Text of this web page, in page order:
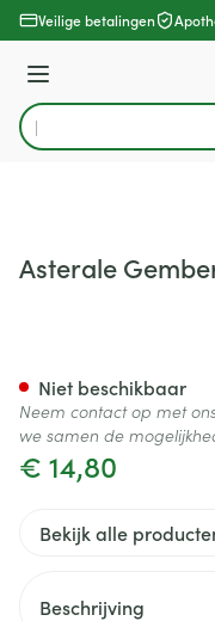
Ga naar de inhoud
Veilige betalingen
Menu
Product, merk,
Asterale
€ 14,80
Niet beschikbaar
Neem contact op met
we samen de
Bekijk alle
Beschrijving